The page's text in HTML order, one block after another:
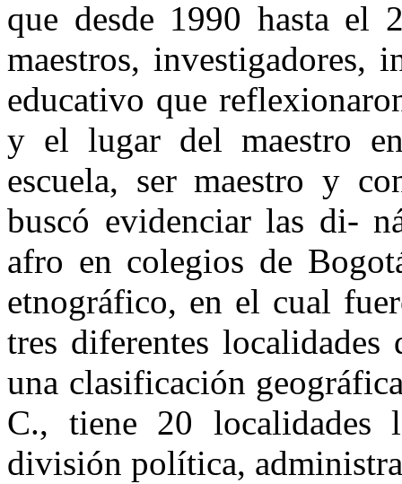
que desde 1990 hasta el
maestros, investigadores,
educativo que
y el lugar del maestro
escuela, ser maestro y
buscó evidenciar las di-
afro en colegios de
etnográfico, en el cual
tres diferentes
una clasificación
C., tiene 20 localidades
división política,